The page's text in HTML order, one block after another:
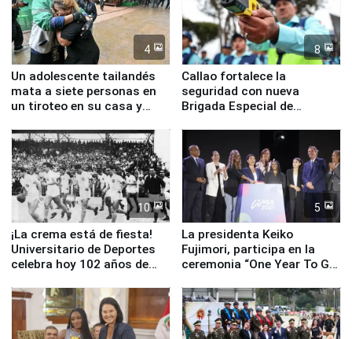
4
Un adolescente tailandés
mata a siete personas en
un tiroteo en su casa y
8
Callao fortalece la
seguridad con nueva
Brigada Especial de
equipamiento para
Serenazgo
10
¡La crema está de fiesta!
Universitario de Deportes
celebra hoy 102 años de
5
La presidenta Keiko
Fujimori, participa en la
ceremonia “One Year To Go